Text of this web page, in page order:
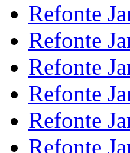
Refonte
Refonte
Refonte
Refonte
Refonte
Refonte